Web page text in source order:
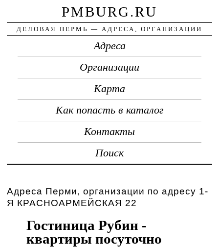
PMBURG.RU
ДЕЛОВАЯ ПЕРМЬ — АДРЕСА, ОРГАНИЗАЦИИ
Адреса
Организации
Карта
Как попасть в каталог
Контакты
Поиск
Адреса Перми, организации по адресу 1-
Я КРАСНОАРМЕЙСКАЯ 22
Гостиница Рубин -
квартиры посуточно